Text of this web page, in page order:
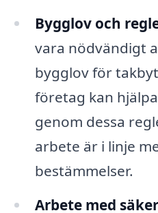
Bygglov och
vara nödvändigt
bygglov för
företag kan
genom dessa
arbete är i linje
bestämmelser.
Arbete med